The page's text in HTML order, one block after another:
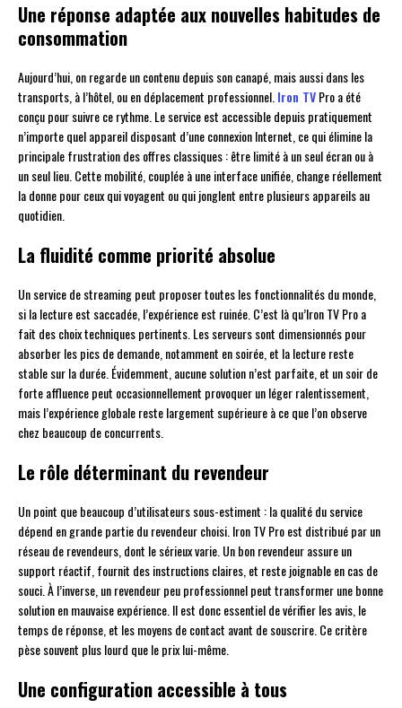
Une réponse adaptée aux nouvelles habitudes de
consommation
Aujourd’hui, on regarde un contenu depuis son canapé, mais aussi dans les
transports, à l’hôtel, ou en déplacement professionnel.Iron TVPro a été
conçu pour suivre ce rythme. Le service est accessible depuis pratiquement
n’importe quel appareil disposant d’une connexion Internet, ce qui élimine la
principale frustration des offres classiques : être limité à un seul écran ou à
un seul lieu. Cette mobilité, couplée à une interface unifiée, change réellement
la donne pour ceux qui voyagent ou qui jonglent entre plusieurs appareils au
quotidien.
La fluidité comme priorité absolue
Un service de streaming peut proposer toutes les fonctionnalités du monde,
si la lecture est saccadée, l’expérience est ruinée. C’est là qu’Iron TV Pro a
fait des choix techniques pertinents. Les serveurs sont dimensionnés pour
absorber les pics de demande, notamment en soirée, et la lecture reste
stable sur la durée. Évidemment, aucune solution n’est parfaite, et un soir de
forte affluence peut occasionnellement provoquer un léger ralentissement,
mais l’expérience globale reste largement supérieure à ce que l’on observe
chez beaucoup de concurrents.
Le rôle déterminant du revendeur
Un point que beaucoup d’utilisateurs sous-estiment : la qualité du service
dépend en grande partie du revendeur choisi. Iron TV Pro est distribué par un
réseau de revendeurs, dont le sérieux varie. Un bon revendeur assure un
support réactif, fournit des instructions claires, et reste joignable en cas de
souci. À l’inverse, un revendeur peu professionnel peut transformer une bonne
solution en mauvaise expérience. Il est donc essentiel de vérifier les avis, le
temps de réponse, et les moyens de contact avant de souscrire. Ce critère
pèse souvent plus lourd que le prix lui-même.
Une configuration accessible à tous